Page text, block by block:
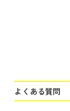
よくある質問